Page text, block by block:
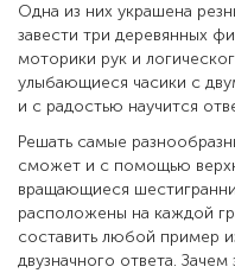
Одна из них украшена
завести три деревянных
моторики рук и
улыбающиеся часики с
и с радостью научится
Решать самые
сможет и с помощью
вращающиеся
расположены на каждой
составить любой пример
двузначного ответа.